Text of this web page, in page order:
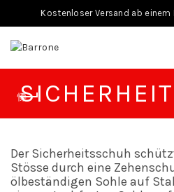
Kostenloser Versand ab einem
Der Sicherheitsschuh
Stösse durch eine
ölbeständigen Sohle auf